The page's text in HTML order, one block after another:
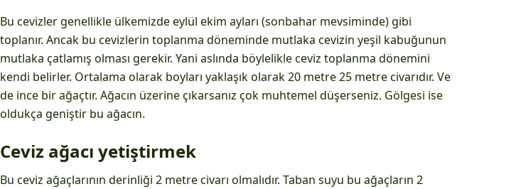
Bu cevizler genellikle ülkemizde eylül ekim ayları (sonbahar mevsiminde) gibi
toplanır. Ancak bu cevizlerin toplanma döneminde mutlaka cevizin yeşil kabuğunun
mutlaka çatlamış olması gerekir. Yani aslında böylelikle ceviz toplanma dönemini
kendi belirler. Ortalama olarak boyları yaklaşık olarak 20 metre 25 metre civarıdır. Ve
de ince bir ağaçtır. Ağacın üzerine çıkarsanız çok muhtemel düşerseniz. Gölgesi ise
oldukça geniştir bu ağacın.
Ceviz ağacı yetiştirmek
Bu ceviz ağaçlarının derinliği 2 metre civarı olmalıdır. Taban suyu bu ağaçların 2